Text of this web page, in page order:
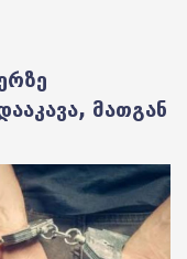
მათგან